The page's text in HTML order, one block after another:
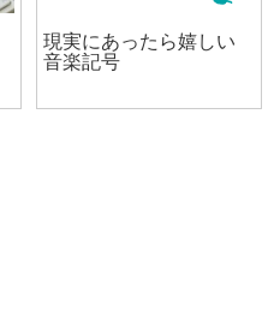
現実にあったら嬉しい
音楽記号